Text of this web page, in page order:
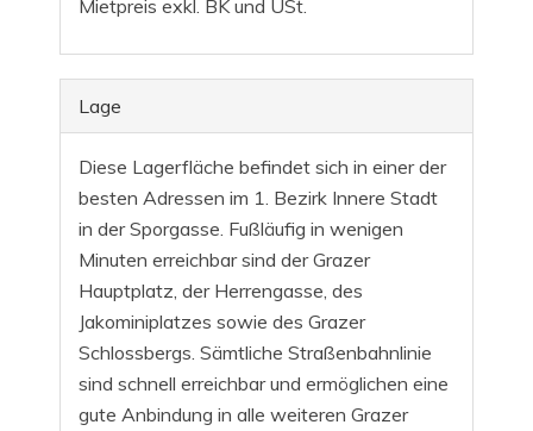
Mietpreis exkl. BK und USt.
Lage
Diese Lagerfläche befindet sich in einer der
besten Adressen im 1. Bezirk Innere Stadt
in der Sporgasse. Fußläufig in wenigen
Minuten erreichbar sind der Grazer
Hauptplatz, der Herrengasse, des
Jakominiplatzes sowie des Grazer
Schlossbergs. Sämtliche Straßenbahnlinie
sind schnell erreichbar und ermöglichen eine
gute Anbindung in alle weiteren Grazer